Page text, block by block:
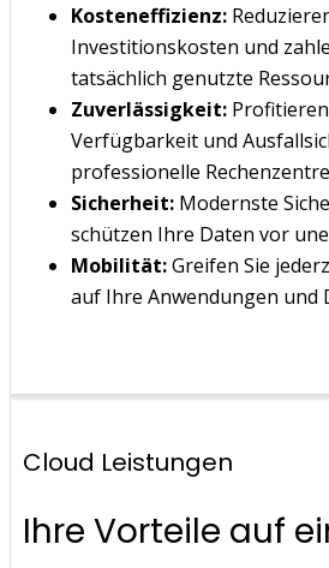
Kosteneffizienz:
Investitionskosten und
tatsächlich genutzte
Zuverlässigkeit:
Verfügbarkeit und
professionelle
Sicherheit: Modernste
schützen Ihre Daten vor
Mobilität:Greifen Sie
auf Ihre Anwendungen und
Cloud Leistungen
Ihre Vorteile auf